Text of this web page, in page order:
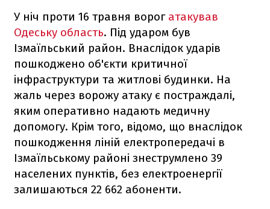
У ніч проти 16 травня ворог атакував
Одеську область. Під ударом був
Ізмаїльський район. Внаслідок ударів
пошкоджено об'єкти критичної
інфраструктури та житлові будинки. На
жаль через ворожу атаку є постраждалі,
яким оперативно надають медичну
допомогу. Крім того, відомо, що внаслідок
пошкодження ліній електропередачі в
Ізмаїльському районі знеструмлено 39
населених пунктів, без електроенергії
залишаються 22 662 абоненти.